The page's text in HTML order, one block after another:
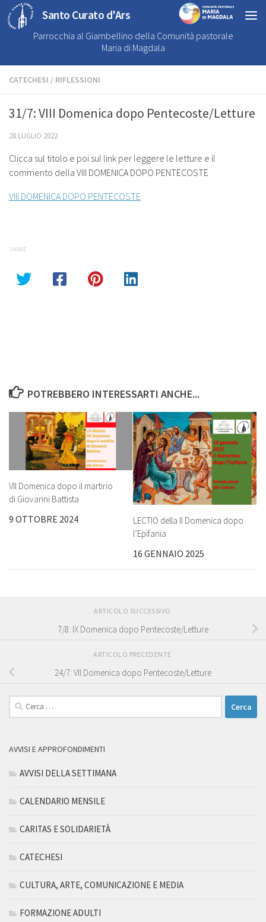
Santo Curato d'Ars
Parrocchia al Giambellino della Comunità pastorale
Maria di Magdala
CATECHESI / RIFLESSIONI
31/7: VIII Domenica dopo Pentecoste/Letture
28 LUGLIO 2022
Clicca sul titolo e poi sul link per leggere le letture e il
commento della VIII DOMENICA DOPO PENTECOSTE
VIII DOMENICA DOPO PENTECOSTE
SHARE
POTREBBERO INTERESSARTI ANCHE...
VII Domenica dopo il martirio
di Giovanni Battista
9 OTTOBRE 2024
LECTIO della II Domenica dopo
l’Epifania
16 GENNAIO 2025
ARTICOLO SUCCESSIVO
7/8: IX Domenica dopo Pentecoste/Letture
ARTICOLO PRECEDENTE
24/7: VII Domenica dopo Pentecoste/Letture
Ricerca
per:
AVVISI E APPROFONDIMENTI
AVVISI DELLA SETTIMANA
CALENDARIO MENSILE
CARITAS E SOLIDARIETÀ
CATECHESI
CULTURA, ARTE, COMUNICAZIONE E MEDIA
FORMAZIONE ADULTI